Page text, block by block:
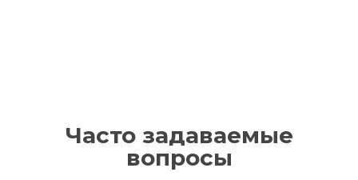
Часто задаваемые
вопросы